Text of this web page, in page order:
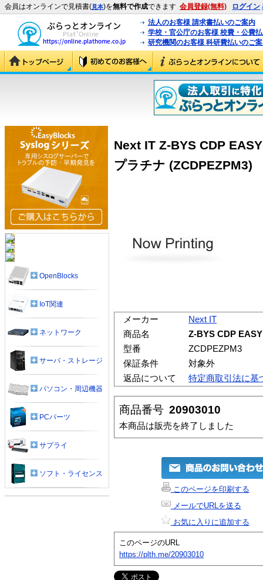
会員はオンラインで見積書(見本)を無料で作成できます 会員登録(無料) ログイン
法人のお客様 請求書払いのご案内
学校・官公庁のお客様 校費・公費
研究機関のお客様 科研費払いのご
Next IT Z-BYS CDP
プラチナ (ZCDPEZPM3)
メーカー
Next IT
商品名
Z-BYS CDP
型番
ZCDPEZPM3
保証条件
対象外
返品について
特定商取引法に基
商品番号 20903010
本商品は販売を終了しました
このページを印刷する
メールでURLを送る
お気に入りに追加する
このページのURL
https://plth.me/20903010
OpenBlocks
IoT関連
ネットワーク
サーバ・ストレージ
パソコン・周辺機器
PCパーツ
サプライ
ソフト・ライセンス